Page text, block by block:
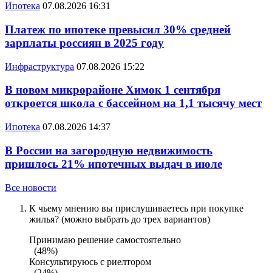
Ипотека 07.08.2026 16:31
Платеж по ипотеке превысил 30% средней
зарплаты россиян в 2025 году
Инфраструктура 07.08.2026 15:22
В новом микрорайоне Химок 1 сентября
откроется школа с бассейном на 1,1 тысячу мест
Ипотека 07.08.2026 14:37
В России на загородную недвижимость
пришлось 21% ипотечных выдач в июле
Все новости
К чьему мнению вы прислушиваетесь при покупке
жилья? (можно выбрать до трех вариантов)
Принимаю решение самостоятельно
(48%)
Консультируюсь с риелтором